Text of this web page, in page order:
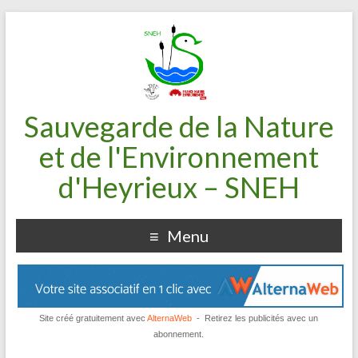
Sauvegarde de la Nature
et de l'Environnement
d'Heyrieux – SNEH
Menu
Site créé gratuitement avecAlternaWeb - Retirez les publicités avec un
abonnement.